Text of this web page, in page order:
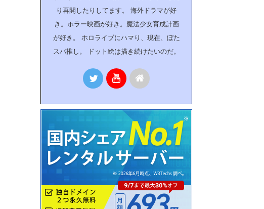
り再開したりしてます。 海外ドラマが好
き。ホラー映画が好き。魔法少女育成計画
が好き。 ホロライブにハマり、現在、ぼた
スバ推し。 ドット絵は描き続けたいのだ。